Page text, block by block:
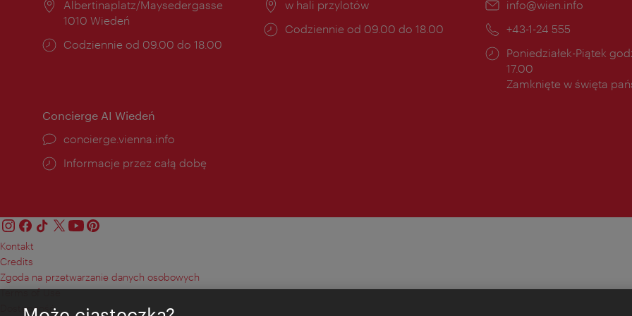
Miejsce:
Albertinaplatz/Maysedergasse
1010 Wiedeń
Godziny
Codziennie od 09.00 do 18.00
Miejsce:
w hali przylotów
Godziny
Codziennie od 09.00 do 18.00
E-
info@wien.info
Telefon:
+43-1-24 555
Godziny
otwarcia:
Poniedziałek-Piątek
17.00
Zamknięte w święta
Concierge AI Wiedeń
concierge.vienna.info
Informacje przez całą dobę
Kontakt
Credits
Zgoda na przetwarzanie danych osobowych
Terms of Use
Dostępność